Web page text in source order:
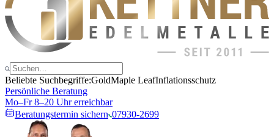
Beliebte Suchbegriffe:GoldMaple LeafInflationsschutz
Persönliche Beratung
Mo–Fr 8–20 Uhr erreichbar
Beratungstermin sichern 07930-2699